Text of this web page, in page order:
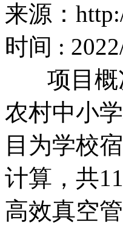
来源：
时间 :
项目概
农村中小
目为学校
计算，共
高效真空